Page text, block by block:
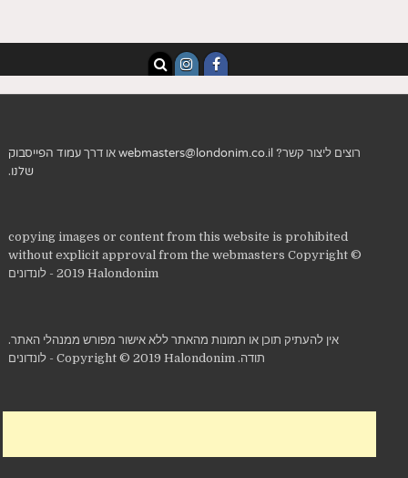
רוצים ליצור קשר?webmasters@londonim.co.il או דרךעמוד הפייסבוק
שלנו.
copying images or content from this website is prohibited
without explicit approval from the webmasters Copyright ©
2019 Halondonim - לונדונים
אין להעתיק תוכן או תמונות מהאתר ללא אישור מפורש ממנהלי האתר.
תודה. Copyright © 2019 Halondonim - לונדונים